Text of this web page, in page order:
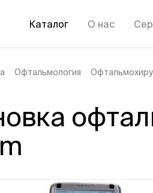
Каталог О нас
Офтальмология